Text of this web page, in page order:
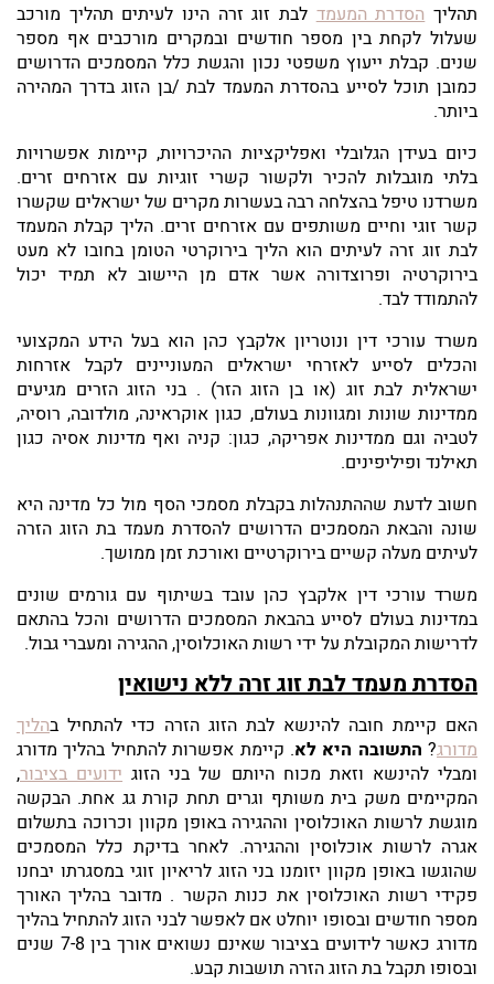
תהליךהסדרת המעמדלבת זוג זרה הינו לעיתים תהליך מורכב
שעלול לקחת בין מספר חודשים ובמקרים מורכבים אף מספר
שנים. קבלת ייעוץ משפטי נכון והגשת כלל המסמכים הדרושים
כמובן תוכל לסייע בהסדרת המעמד לבת /בן הזוג בדרך המהירה
ביותר.
כיום בעידן הגלובלי ואפליקציות ההיכרויות, קיימות אפשרויות
בלתי מוגבלות להכיר ולקשור קשרי זוגיות עם אזרחים זרים.
משרדנו טיפל בהצלחה רבה בעשרות מקרים של ישראלים שקשרו
קשר זוגי וחיים משותפים עם אזרחים זרים. הליך קבלת המעמד
לבת זוג זרה לעיתים הוא הליך בירוקרטי הטומן בחובו לא מעט
בירוקרטיה ופרוצדורה אשר אדם מן היישוב לא תמיד יכול
להתמודד לבד.
משרד עורכי דין ונוטריון אלקבץ כהן הוא בעל הידע המקצועי
והכלים לסייע לאזרחי ישראלים המעוניינים לקבל אזרחות
ישראלית לבת זוג (או בן הזוג הזר) . בני הזוג הזרים מגיעים
ממדינות שונות ומגוונות בעולם, כגון אוקראינה, מולדובה, רוסיה,
לטביה וגם ממדינות אפריקה, כגון: קניה ואף מדינות אסיה כגון
תאילנד ופיליפינים.
חשוב לדעת שההתנהלות בקבלת מסמכי הסף מול כל מדינה היא
שונה והבאת המסמכים הדרושים להסדרת מעמד בת הזוג הזרה
לעיתים מעלה קשיים בירוקרטיים ואורכת זמן ממושך.
משרד עורכי דין אלקבץ כהן עובד בשיתוף עם גורמים שונים
במדינות בעולם לסייע בהבאת המסמכים הדרושים והכל בהתאם
לדרישות המקובלת על ידי רשות האוכלוסין, ההגירה ומעברי גבול.
הסדרת מעמד לבת זוג זרה ללא נישואין
האם קיימת חובה להינשא לבת הזוג הזרה כדי להתחיל בהליך
מדורג? התשובה היא לא. קיימת אפשרות להתחיל בהליך מדורג
ומבלי להינשא וזאת מכוח היותם של בני הזוג ידועים בציבור,
המקיימים משק בית משותף וגרים תחת קורת גג אחת. הבקשה
מוגשת לרשות האוכלוסין וההגירה באופן מקוון וכרוכה בתשלום
אגרה לרשות אוכלוסין וההגירה. לאחר בדיקת כלל המסמכים
שהוגשו באופן מקוון יזומנו בני הזוג לריאיון זוגי במסגרתו יבחנו
פקידי רשות האוכלוסין את כנות הקשר . מדובר בהליך האורך
מספר חודשים ובסופו יוחלט אם לאפשר לבני הזוג להתחיל בהליך
מדורג כאשר לידועים בציבור שאינם נשואים אורך בין 7-8 שנים
ובסופו תקבל בת הזוג הזרה תושבות קבע.